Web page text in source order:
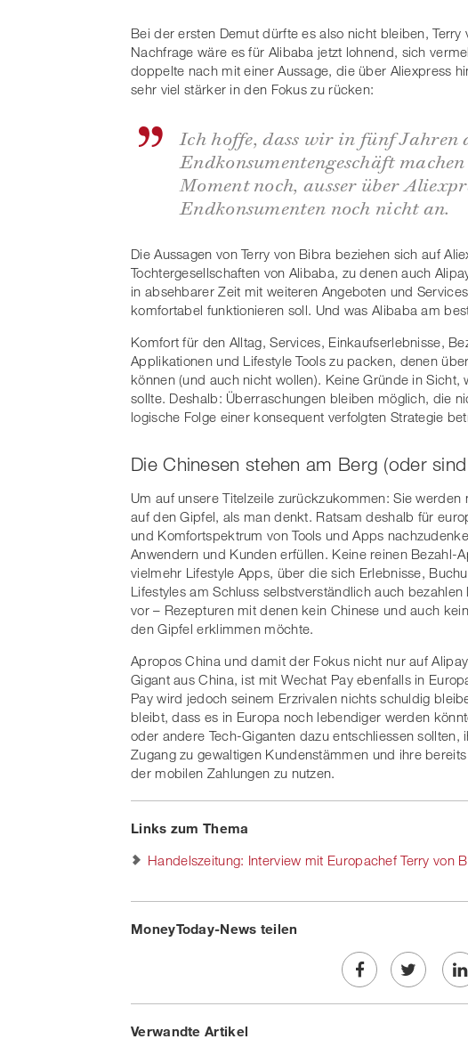
Bei der ersten Demut dürfte es also nicht bleiben,
Nachfrage wäre es für Alibaba jetzt lohnend, sich
doppelte nach mit einer Aussage, die über Aliexpress
sehr viel stärker in den Fokus zu rücken:
Ich hoffe, dass wir in fünf
Endkonsumentengeschäft
Moment noch, ausser über
Endkonsumenten noch nicht an.
Die Aussagen von Terry von Bibra beziehen sich auf
Tochtergesellschaften von Alibaba, zu denen auch
in absehbarer Zeit mit weiteren Angeboten und
komfortabel funktionieren soll. Und was Alibaba am
Komfort für den Alltag, Services, Einkaufserlebnisse,
Applikationen und Lifestyle Tools zu packen, denen
können (und auch nicht wollen). Keine Gründe in
sollte. Deshalb: Überraschungen bleiben möglich, die
logische Folge einer konsequent verfolgten Strategie
Die Chinesen stehen am Berg (oder
Um auf unsere Titelzeile zurückzukommen: Sie
auf den Gipfel, als man denkt. Ratsam deshalb für
und Komfortspektrum von Tools und Apps
Anwendern und Kunden erfüllen. Keine reinen Bezahl-
vielmehr Lifestyle Apps, über die sich Erlebnisse,
Lifestyles am Schluss selbstverständlich auch
vor – Rezepturen mit denen kein Chinese und auch
den Gipfel erklimmen möchte.
Apropos China und damit der Fokus nicht nur auf
Gigant aus China, ist mit Wechat Pay ebenfalls in
Pay wird jedoch seinem Erzrivalen nichts schuldig
bleibt, dass es in Europa noch lebendiger werden
oder andere Tech-Giganten dazu entschliessen
Zugang zu gewaltigen Kundenstämmen und ihre
der mobilen Zahlungen zu nutzen.
Links zum Thema
Handelszeitung: Interview mit Europachef Terry von
MoneyToday-News teilen
Share Twe
Verwandte Artikel